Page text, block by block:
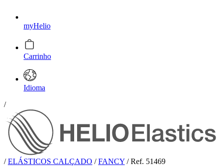
myHelio
Carrinho
Idioma
/
/ ELÁSTICOS CALÇADO / FANCY / Ref. 51469